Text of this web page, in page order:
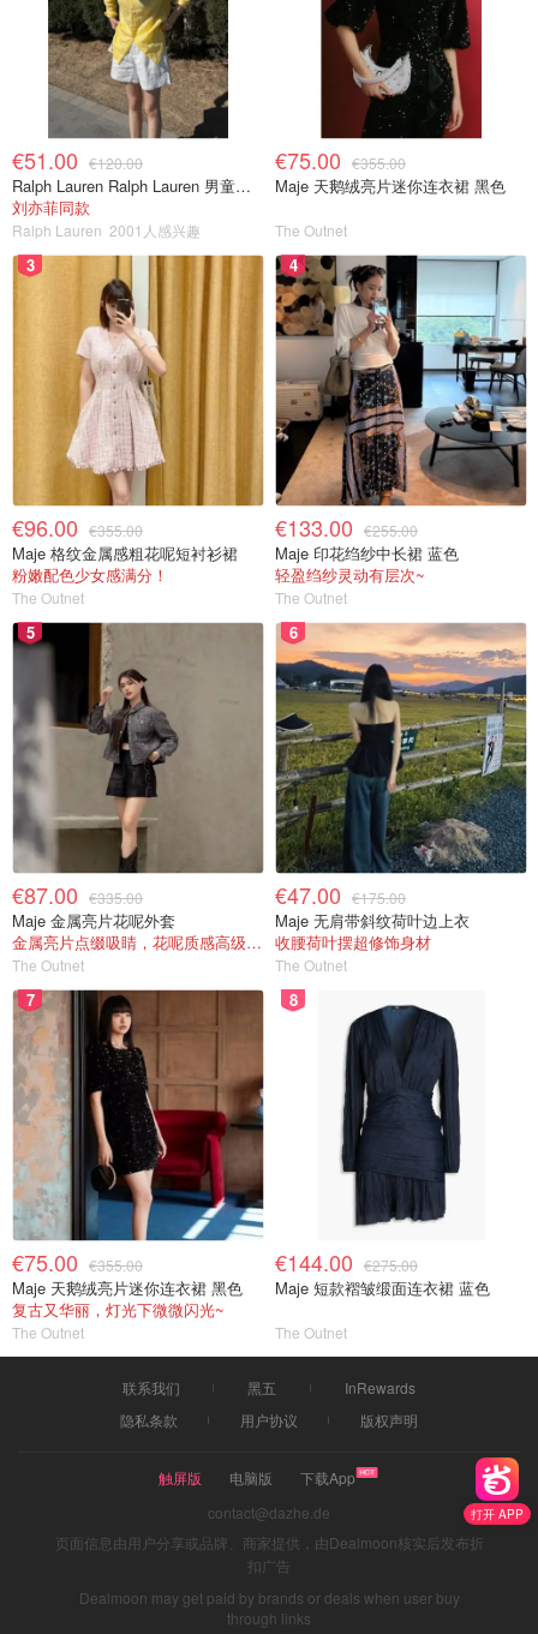
打开 APP
€51.00 €120.00
Ralph Lauren Ralph Lauren 男童亚麻衬衫
刘亦菲同款
Ralph Lauren 2001人感兴趣
€75.00 €355.00
Maje 天鹅绒亮片迷你连衣裙 黑色
The Outnet
3
€96.00 €355.00
Maje 格纹金属感粗花呢短衬衫裙
粉嫩配色少女感满分！
The Outnet
4
€133.00 €255.00
Maje 印花绉纱中长裙 蓝色
轻盈绉纱灵动有层次~
The Outnet
5
€87.00 €335.00
Maje 金属亮片花呢外套
金属亮片点缀吸睛，花呢质感高级又显贵
The Outnet
6
€47.00 €175.00
Maje 无肩带斜纹荷叶边上衣
收腰荷叶摆超修饰身材
The Outnet
7
€75.00 €355.00
Maje 天鹅绒亮片迷你连衣裙 黑色
复古又华丽，灯光下微微闪光~
The Outnet
8
€144.00 €275.00
Maje 短款褶皱缎面连衣裙 蓝色
The Outnet
联系我们 黑五
InRewards
隐私条款
用户协议 版权声明
触屏版 电脑版
下载App
contact@dazhe.de
页面信息由用户分享或品牌、商家提供，由Dealmoon核实后发布折
扣广告
Dealmoon may get paid by brands or deals when user buy
through links